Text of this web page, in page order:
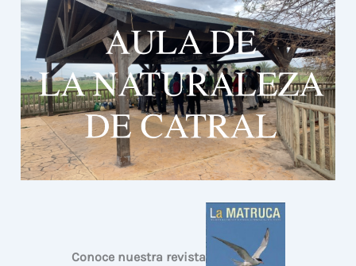
Conoce nuestra revista